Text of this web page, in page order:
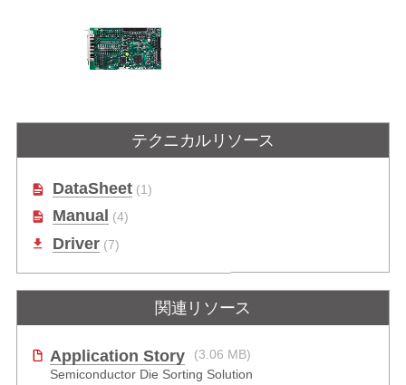
AMP-104C
4軸パルスモーションコントローラ
テクニカルリソース
DataSheet(1)
Manual (4)
Driver(7)
関連リソース
Application Story
(3.06 MB)
Semiconductor Die Sorting Solution